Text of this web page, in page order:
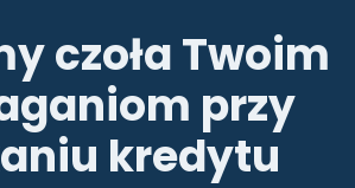
czoła Twoim
przy
kredytu